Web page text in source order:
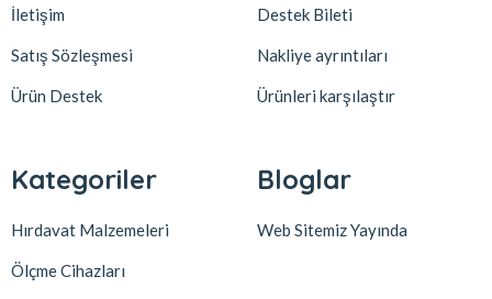
İletişim
Satış Sözleşmesi
Ürün Destek
Destek Bileti
Nakliye ayrıntıları
Ürünleri karşılaştır
Kategoriler
Hırdavat Malzemeleri
Ölçme Cihazları
Bloglar
Web Sitemiz Yayında